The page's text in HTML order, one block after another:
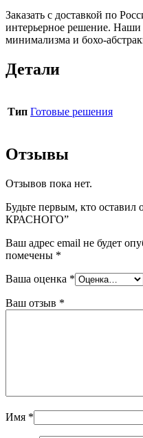
Заказать с доставкой по
интерьерное решение.
минимализма и бохо-
Детали
Тип Готовые решения
Отзывы
Отзывов пока нет.
Будьте первым, кто
КРАСНОГО”
Ваш адрес email не будет
помечены *
Ваша оценка *
Ваш отзыв *
Имя *